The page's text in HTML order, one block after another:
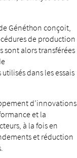
Généthon conçoit,
de production
sont alors transférées
dans les essais
d’innovations
et la
à la fois en
et réduction